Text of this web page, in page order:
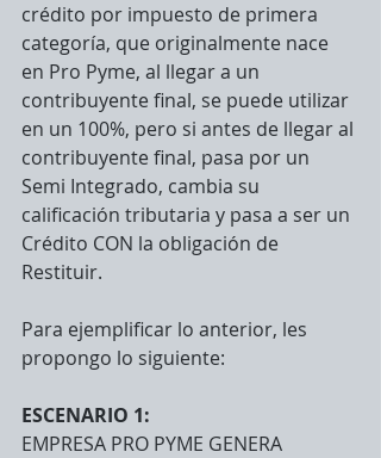
crédito por impuesto de primera
categoría, que originalmente nace
en Pro Pyme, al llegar a un
contribuyente final, se puede utilizar
en un 100%, pero si antes de llegar al
contribuyente final, pasa por un
Semi Integrado, cambia su
calificación tributaria y pasa a ser un
Crédito CON la obligación de
Restituir.
Para ejemplificar lo anterior, les
propongo lo siguiente:
ESCENARIO 1:
EMPRESA PRO PYME GENERA